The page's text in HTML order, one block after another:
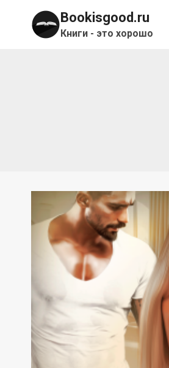
содержимому
Bookisgood.ru
Книги - это хорошо